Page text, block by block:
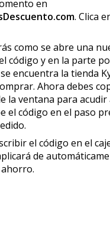
en
. Clica
como se abre una
código y en la parte
encuentra la tienda
Ahora debes
la ventana para acudir
el código en el paso
el código en el
de